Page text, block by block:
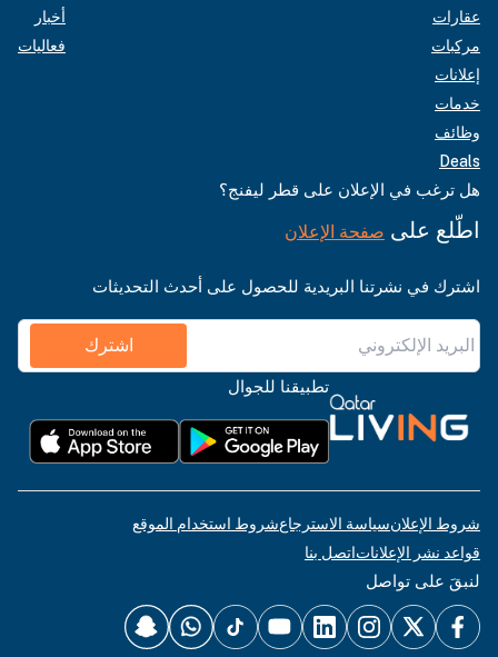
عقارات
مركبات
إعلانات
خدمات
وظائف
Deals
أخبار
فعاليات
هل ترغب في الإعلان على قطر ليفنج؟
اطّلع على صفحة الإعلان
اشترك في نشرتنا البريدية للحصول على أحدث التحديثات
اشترك
تطبيقنا للجوال
شروط الإعلانسياسة الاسترجاعشروط استخدام الموقع
قواعد نشر الإعلاناتاتصل بنا
لنبقَ على تواصل